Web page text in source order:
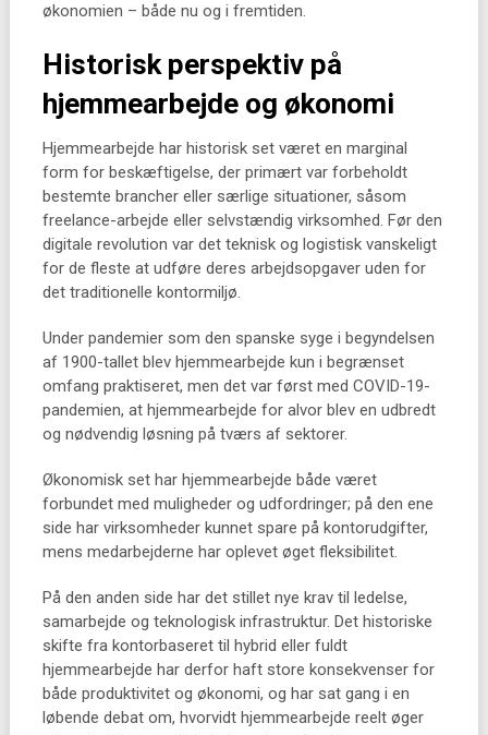
økonomien – både nu og i fremtiden.
Historisk perspektiv på
hjemmearbejde og økonomi
Hjemmearbejde har historisk set været en marginal
form for beskæftigelse, der primært var forbeholdt
bestemte brancher eller særlige situationer, såsom
freelance-arbejde eller selvstændig virksomhed. Før den
digitale revolution var det teknisk og logistisk vanskeligt
for de fleste at udføre deres arbejdsopgaver uden for
det traditionelle kontormiljø.
Under pandemier som den spanske syge i begyndelsen
af 1900-tallet blev hjemmearbejde kun i begrænset
omfang praktiseret, men det var først med COVID-19-
pandemien, at hjemmearbejde for alvor blev en udbredt
og nødvendig løsning på tværs af sektorer.
Økonomisk set har hjemmearbejde både været
forbundet med muligheder og udfordringer; på den ene
side har virksomheder kunnet spare på kontorudgifter,
mens medarbejderne har oplevet øget fleksibilitet.
På den anden side har det stillet nye krav til ledelse,
samarbejde og teknologisk infrastruktur. Det historiske
skifte fra kontorbaseret til hybrid eller fuldt
hjemmearbejde har derfor haft store konsekvenser for
både produktivitet og økonomi, og har sat gang i en
løbende debat om, hvorvidt hjemmearbejde reelt øger